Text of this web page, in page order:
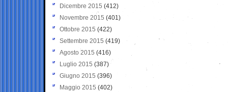
Dicembre 2015 (412)
Novembre 2015 (401)
Ottobre 2015 (422)
Settembre 2015 (419)
Agosto 2015 (416)
Luglio 2015 (387)
Giugno 2015 (396)
Maggio 2015 (402)